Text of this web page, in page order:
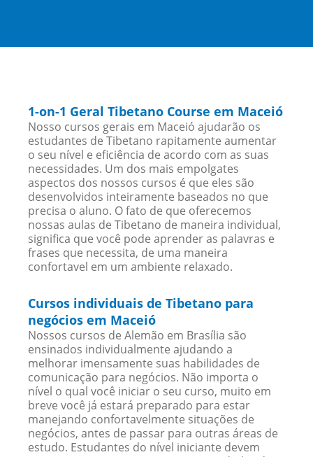
1-on-1 Geral Tibetano Course em Maceió
Nosso cursos gerais em Maceió ajudarão os
estudantes de Tibetano rapitamente aumentar
o seu nível e eficiência de acordo com as suas
necessidades. Um dos mais empolgates
aspectos dos nossos cursos é que eles são
desenvolvidos inteiramente baseados no que
precisa o aluno. O fato de que oferecemos
nossas aulas de Tibetano de maneira individual,
significa que você pode aprender as palavras e
frases que necessita, de uma maneira
confortavel em um ambiente relaxado.
Cursos individuais de Tibetano para
negócios em Maceió
Nossos cursos de Alemão em Brasília são
ensinados individualmente ajudando a
melhorar imensamente suas habilidades de
comunicação para negócios. Não importa o
nível o qual você iniciar o seu curso, muito em
breve você já estará preparado para estar
manejando confortavelmente situações de
negócios, antes de passar para outras áreas de
estudo. Estudantes do nível iniciante devem